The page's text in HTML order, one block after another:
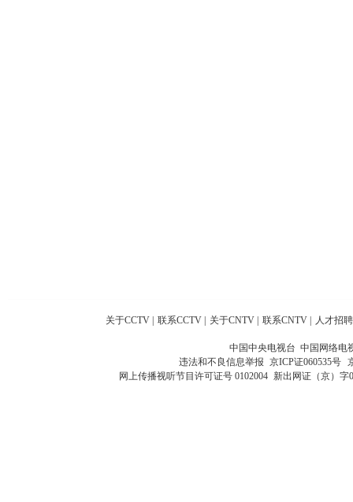
关于CCTV 联系CCTV 关于CNTV 联系CNTV 人才招聘
中国中央电视台 中国网络电
违法和不良信息举报 京ICP证060535号
网上传播视听节目许可证号 0102004 新出网证（京）